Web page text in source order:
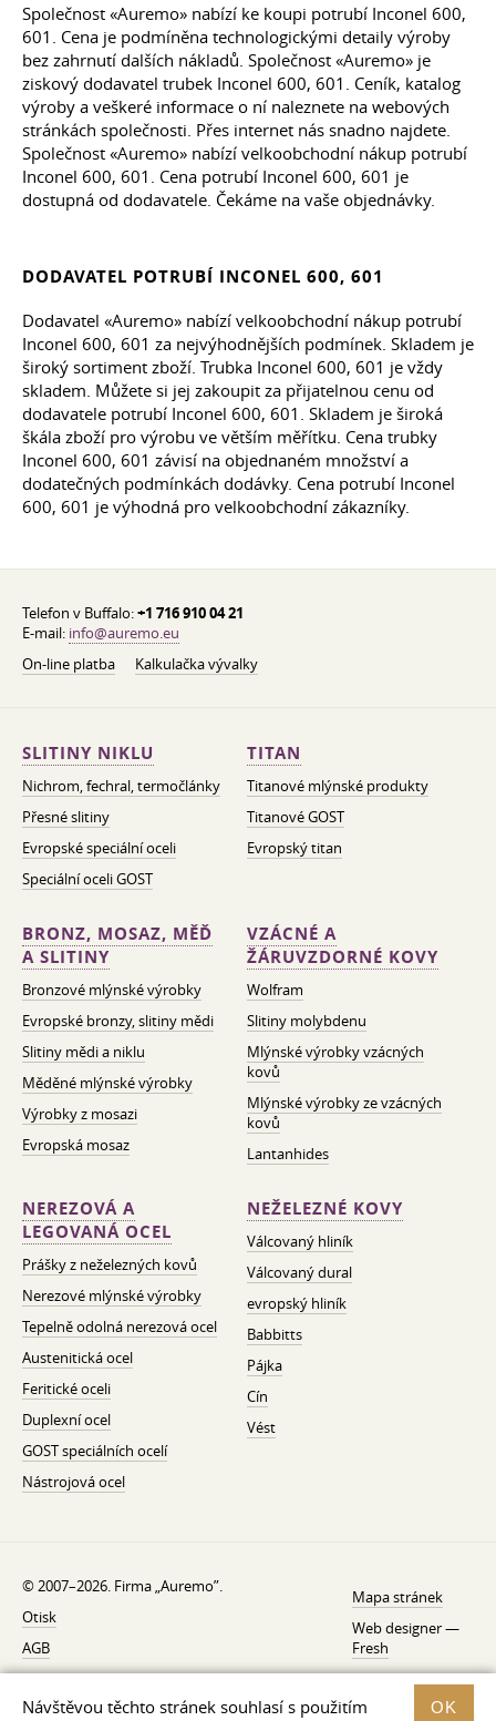
Návštěvou těchto stránek souhlasí s použitím
OK
Společnost «Auremo» nabízí ke koupi potrubí Inconel 600,
601. Cena je podmíněna technologickými detaily výroby
bez zahrnutí dalších nákladů. Společnost «Auremo» je
ziskový dodavatel trubek Inconel 600, 601. Ceník, katalog
výroby a veškeré informace o ní naleznete na webových
stránkách společnosti. Přes internet nás snadno najdete.
Společnost «Auremo» nabízí velkoobchodní nákup potrubí
Inconel 600, 601. Cena potrubí Inconel 600, 601 je
dostupná od dodavatele. Čekáme na vaše objednávky.
DODAVATEL POTRUBÍ INCONEL 600, 601
Dodavatel «Auremo» nabízí velkoobchodní nákup potrubí
Inconel 600, 601 za nejvýhodnějších podmínek. Skladem je
široký sortiment zboží. Trubka Inconel 600, 601 je vždy
skladem. Můžete si jej zakoupit za přijatelnou cenu od
dodavatele potrubí Inconel 600, 601. Skladem je široká
škála zboží pro výrobu ve větším měřítku. Cena trubky
Inconel 600, 601 závisí na objednaném množství a
dodatečných podmínkách dodávky. Cena potrubí Inconel
600, 601 je výhodná pro velkoobchodní zákazníky.
Telefon v Buffalo:+1 716 910 04 21
E-mail: info@auremo.eu
On-line platba
Kalkulačka vývalky
SLITINY NIKLU
Nichrom, fechral, termočlánky
Přesné slitiny
Evropské speciální oceli
Speciální oceli GOST
TITAN
Titanové mlýnské produkty
Titanové GOST
Evropský titan
BRONZ, MOSAZ, MĚĎ
A SLITINY
Bronzové mlýnské výrobky
Evropské bronzy, slitiny mědi
Slitiny mědi a niklu
Měděné mlýnské výrobky
Výrobky z mosazi
Evropská mosaz
VZÁCNÉ A
ŽÁRUVZDORNÉ KOVY
Wolfram
Slitiny molybdenu
Mlýnské výrobky vzácných
kovů
Mlýnské výrobky ze vzácných
kovů
Lantanhides
NEREZOVÁ A
LEGOVANÁ OCEL
Prášky z neželezných kovů
Nerezové mlýnské výrobky
Tepelně odolná nerezová ocel
Austenitická ocel
Feritické oceli
Duplexní ocel
GOST speciálních ocelí
Nástrojová ocel
NEŽELEZNÉ KOVY
Válcovaný hliník
Válcovaný dural
evropský hliník
Babbitts
Pájka
Cín
Vést
© 2007–2026. Firma „Auremo”.
Otisk
AGB
O nás
Zásady ochrany osobních údajů
Mapa stránek
Web designer —
Fresh